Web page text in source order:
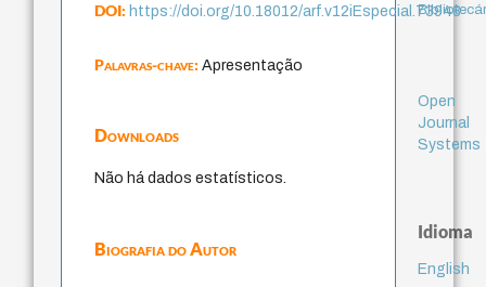
DOI:https://doi.org/10.18012/arf.v12iEspecial.73948
Palavras-chave:Apresentação
Downloads
Não há dados estatísticos.
Biografia do Autor
Open
Journal
Systems
Idioma
English